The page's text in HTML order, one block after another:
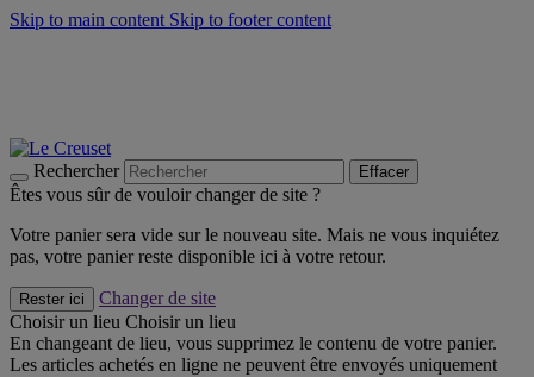
Skip to main content Skip to footer content
Rechercher Effacer
Êtes vous sûr de vouloir changer de site ?
Votre panier sera vide sur le nouveau site. Mais ne vous inquiétez
pas, votre panier reste disponible ici à votre retour.
Rester ici
Changer de site
Choisir un lieu Choisir un lieu
En changeant de lieu, vous supprimez le contenu de votre panier.
Les articles achetés en ligne ne peuvent être envoyés uniquement